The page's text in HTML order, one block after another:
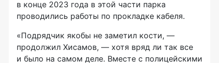
в конце 2023 года в этой части парка
проводились работы по прокладке кабеля.
«Подрядчик якобы не заметил кости, —
продолжил Хисамов, — хотя вряд ли так все
и было на самом деле. Вместе с полицейскими